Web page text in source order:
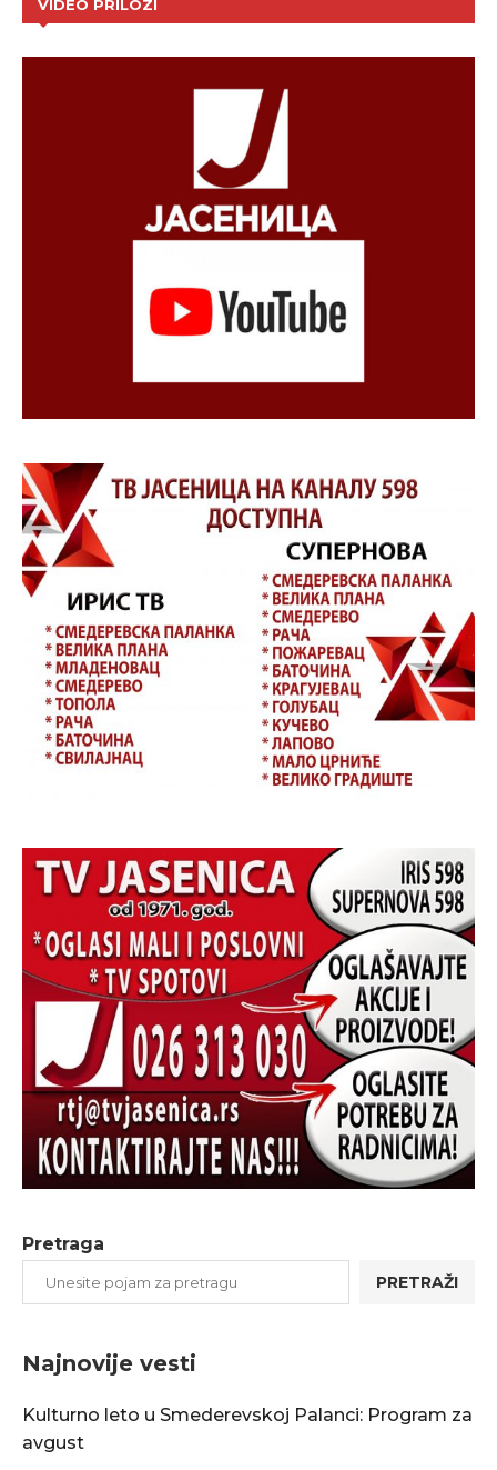
VIDEO PRILOZI
Pretraga
PRETRAŽI
Najnovije vesti
Kulturno leto u Smederevskoj Palanci: Program za
avgust